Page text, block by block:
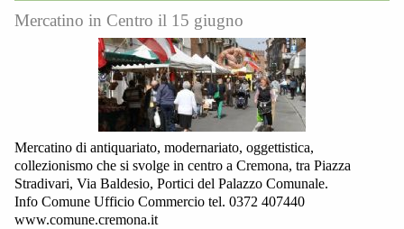
Mercatino in Centro il 15 giugno
Mercatino di antiquariato, modernariato, oggettistica,
collezionismo che si svolge in centro a Cremona, tra Piazza
Stradivari, Via Baldesio, Portici del Palazzo Comunale.
Info Comune Ufficio Commercio tel. 0372 407440
www.comune.cremona.it